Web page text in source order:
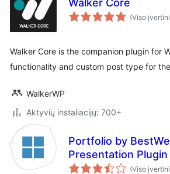
Walker Core
(Viso
Walker Core is the companion plugin for
functionality and custom post type for
WalkerWP
Aktyvių instaliacijų: 700+
Portfolio by
Presentation
(Viso